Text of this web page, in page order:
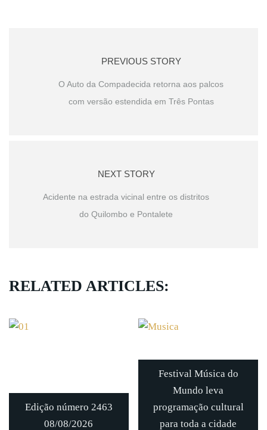
PREVIOUS STORY
O Auto da Compadecida retorna aos palcos
com versão estendida em Três Pontas
NEXT STORY
Acidente na estrada vicinal entre os distritos
do Quilombo e Pontalete
RELATED ARTICLES:
Edição número 2463
08/08/2026
Festival Música do
Mundo leva
programação cultural
para toda a cidade